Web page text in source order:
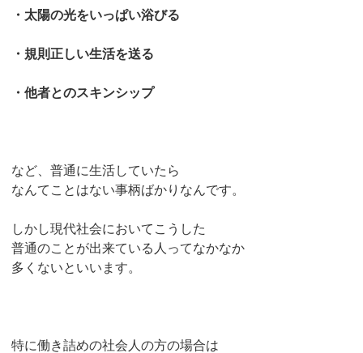
・太陽の光をいっぱい浴びる
・規則正しい生活を送る
・他者とのスキンシップ
など、普通に生活していたら
なんてことはない事柄ばかりなんです。
しかし現代社会においてこうした
普通のことが出来ている人ってなかなか
多くないといいます。
特に働き詰めの社会人の方の場合は